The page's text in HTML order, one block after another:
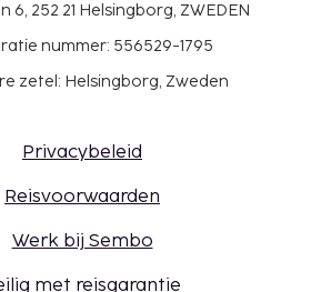
6, 252 21 Helsingborg, ZWEDEN
nummer: 556529-1795
zetel: Helsingborg, Zweden
Privacybeleid
Reisvoorwaarden
Werk bij Sembo
met reisgarantie